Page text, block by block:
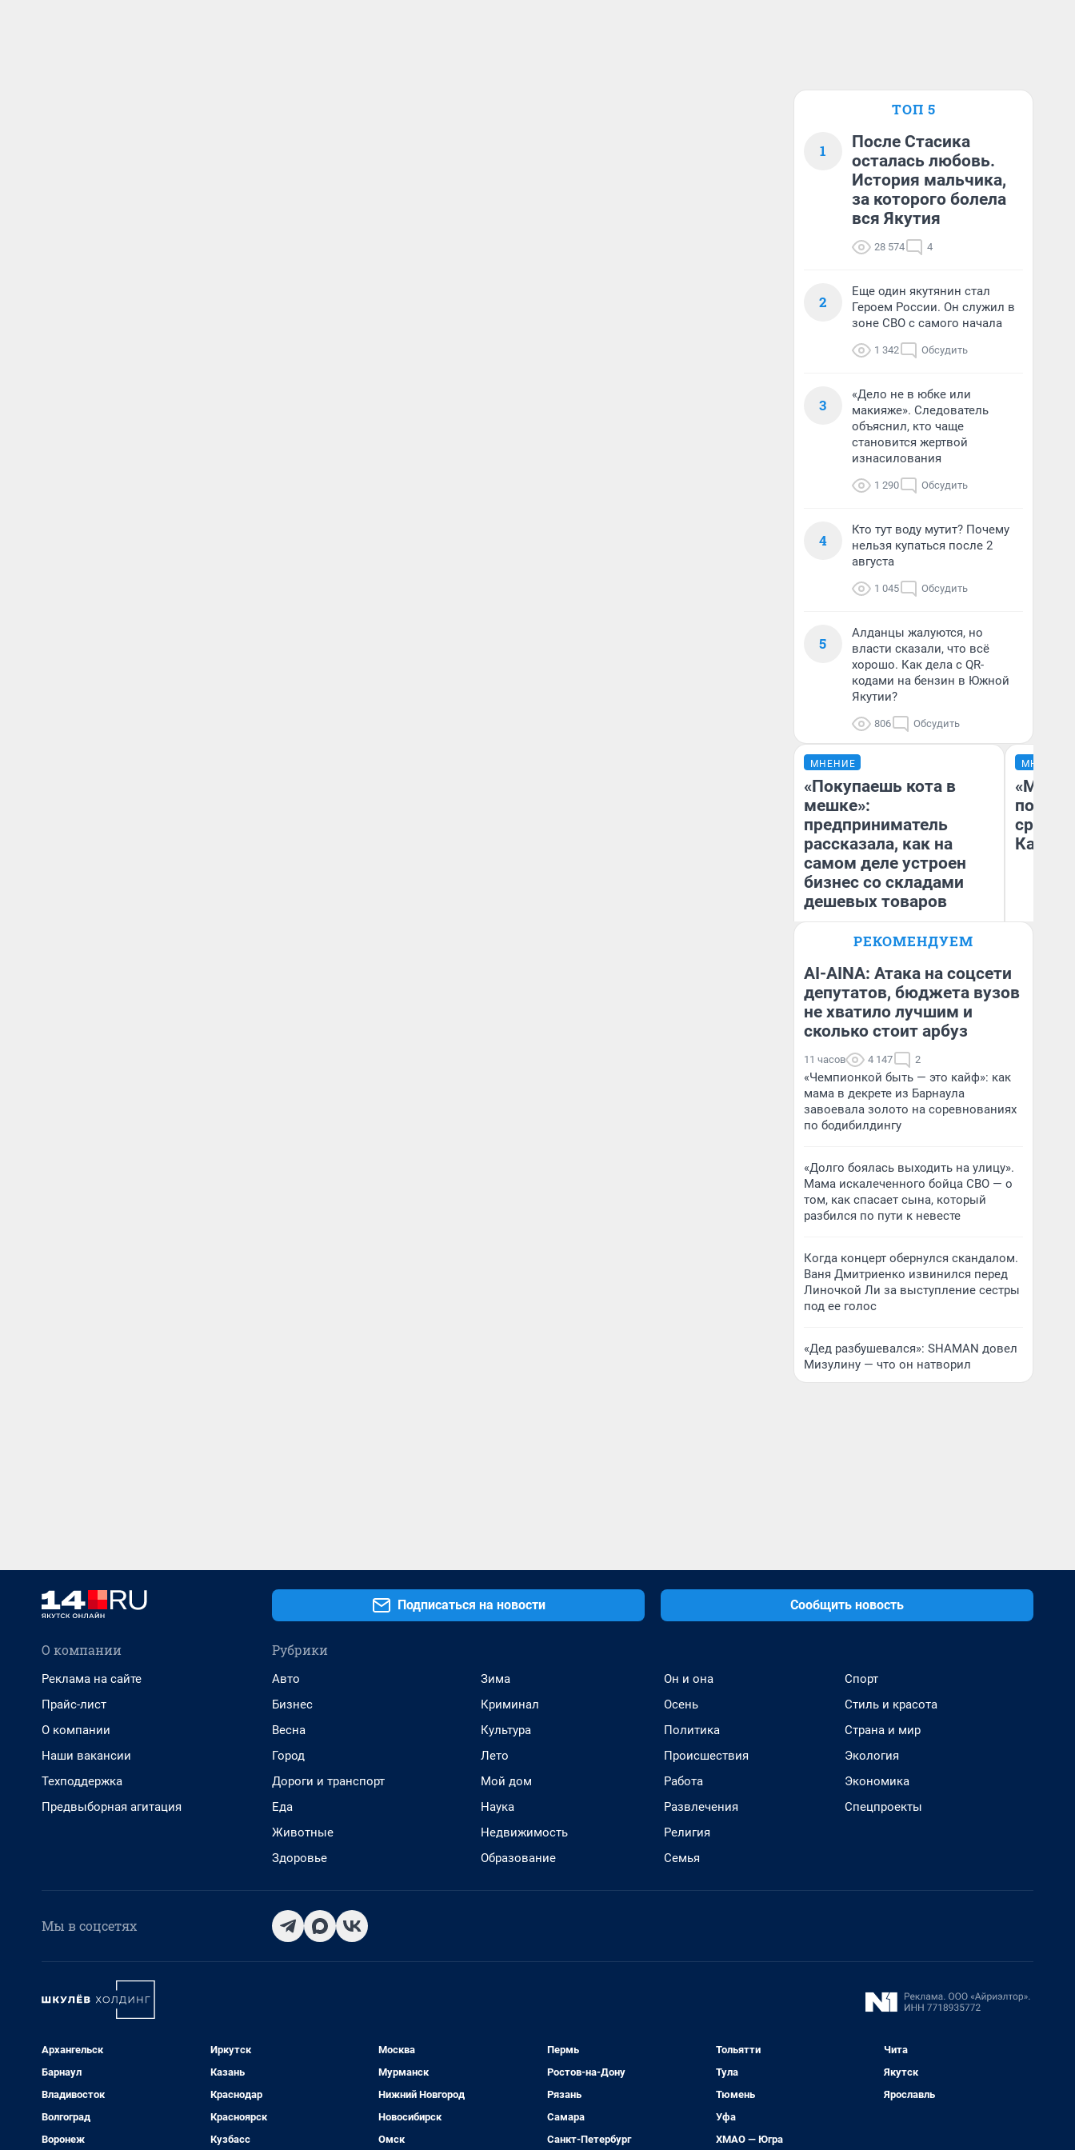
ТОП 5
1
После Стасика
осталась любовь.
История мальчика,
за которого болела
вся Якутия
28 574 4
2
Еще один якутянин стал
Героем России. Он служил в
зоне СВО с самого начала
1 342 Обсудить
3
«Дело не в юбке или
макияже». Следователь
объяснил, кто чаще
становится жертвой
изнасилования
1 290 Обсудить
4
Кто тут воду мутит? Почему
нельзя купаться после 2
августа
1 045 Обсудить
5
Алданцы жалуются, но
власти сказали, что всё
хорошо. Как дела с QR-
кодами на бензин в Южной
Якутии?
806 Обсудить
МНЕНИЕ
«Покупаешь кота в
мешке»:
предприниматель
рассказала, как на
самом деле устроен
бизнес со складами
дешевых товаров
Наталья Шорохова
деньги соцразвития
МНЕНИЕ
РЕКОМЕНДУЕМ
AI-AINA: Атака на соцсети
депутатов, бюджета вузов
не хватило лучшим и
сколько стоит арбуз
11 часов 4 147 2
«Чемпионкой быть — это кайф»: как
мама в декрете из Барнаула
завоевала золото на соревнованиях
по бодибилдингу
«Долго боялась выходить на улицу».
Мама искалеченного бойца СВО — о
том, как спасает сына, который
разбился по пути к невесте
Когда концерт обернулся скандалом.
Ваня Дмитриенко извинился перед
Линочкой Ли за выступление сестры
под ее голос
«Дед разбушевался»: SHAMAN довел
Мизулину — что он натворил
Подписаться на новости Сообщить новость
О компании
Реклама на сайте
Прайс-лист
О компании
Наши вакансии
Техподдержка
Предвыборная агитация
Рубрики
Авто
Бизнес
Весна
Город
Дороги и транспорт
Еда
Животные
Здоровье
Зима
Криминал
Культура
Лето
Мой дом
Наука
Недвижимость
Образование
Он и она
Осень
Политика
Происшествия
Работа
Развлечения
Религия
Семья
Спорт
Стиль и красота
Страна и мир
Экология
Экономика
Спецпроекты
Мы в соцсетях
Архангельск
Барнаул
Владивосток
Волгоград
Воронеж
Иркутск
Казань
Краснодар
Красноярск
Кузбасс
Москва
Мурманск
Нижний Новгород
Новосибирск
Омск
Пермь
Ростов-на-Дону
Рязань
Самара
Санкт-Петербург
Тольятти
Тула
Тюмень
Уфа
ХМАО — Югра
Чита
Якутск
Ярославль